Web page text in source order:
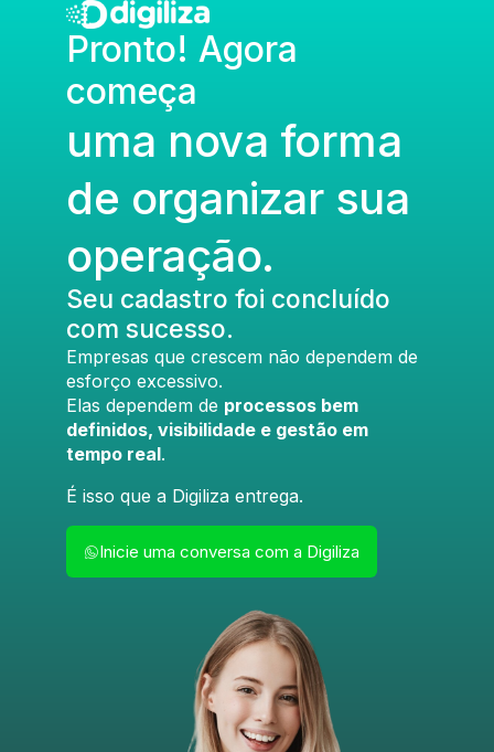
Pronto! Agora
começa
uma nova forma
de organizar sua
operação.
Seu cadastro foi concluído
com sucesso.
Empresas que crescem não dependem de
esforço excessivo.
Elas dependem de processos bem
definidos, visibilidade e gestão em
tempo real.
É isso que a Digiliza entrega.
Inicie uma conversa com a Digiliza